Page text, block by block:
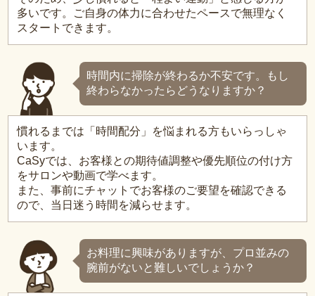
多いです。ご自身の体力に合わせたペースで無理なく
スタートできます。
時間内に掃除が終わるか不安です。もし
終わらなかったらどうなりますか？
慣れるまでは「時間配分」を悩まれる方もいらっしゃ
います。
CaSyでは、お客様との期待値調整や優先順位の付け方
をサロンや動画で学べます。
また、事前にチャットでお客様のご要望を確認できる
ので、当日迷う時間を減らせます。
お料理に興味がありますが、プロ並みの
腕前がないと難しいでしょうか？